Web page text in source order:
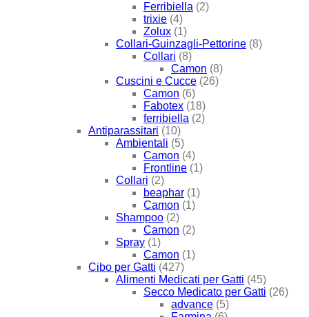
Ferribiella (2)
trixie (4)
Zolux (1)
Collari-Guinzagli-Pettorine (8)
Collari (8)
Camon (8)
Cuscini e Cucce (26)
Camon (6)
Fabotex (18)
ferribiella (2)
Antiparassitari (10)
Ambientali (5)
Camon (4)
Frontline (1)
Collari (2)
beaphar (1)
Camon (1)
Shampoo (2)
Camon (2)
Spray (1)
Camon (1)
Cibo per Gatti (427)
Alimenti Medicati per Gatti (45)
Secco Medicato per Gatti (26)
advance (5)